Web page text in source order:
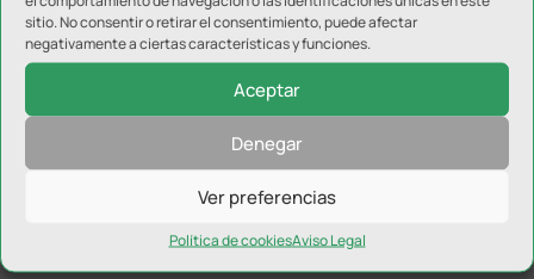
sitio. No consentir o retirar el consentimiento, puede afectar
negativamente a ciertas características y funciones.
Aceptar
Denegar
Ver preferencias
Política de cookiesAviso Legal
Diputación pasará a ser el segundo patrocinador
principal del Real Jaén